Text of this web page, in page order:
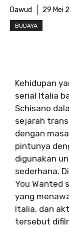
Dawud 29 Mei
BUDAYA
Kehidupan
serial Italia
Schisano
sejarah
dengan
pintunya
digunakan
sederhana.
You Wanted
yang
Italia, dan
tersebut